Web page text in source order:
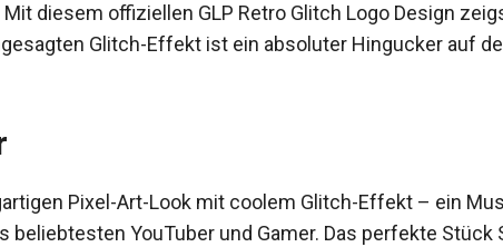
diesem offiziellen GLP Retro Glitch Logo Design
Glitch-Effekt ist ein absoluter Hingucker auf
Pixel-Art-Look mit coolem Glitch-Effekt – ein
YouTuber und Gamer. Das perfekte